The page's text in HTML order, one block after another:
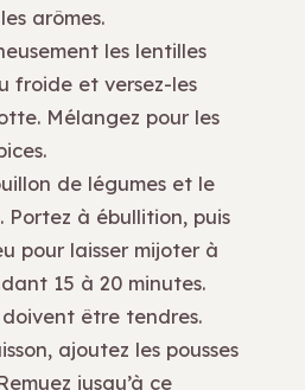
arômes.
les lentilles
froide et versez-les
Mélangez pour les
de légumes et le
Portez à ébullition, puis
pour laisser mijoter à
15 à 20 minutes.
doivent être tendres.
ajoutez les pousses
jusqu’à ce